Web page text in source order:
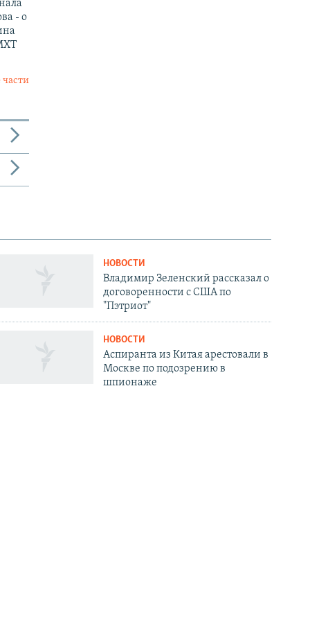
- о
части
НОВОСТИ
Владимир Зеленский рассказал о
договоренности с США по
"Пэтриот"
НОВОСТИ
Аспиранта из Китая арестовали в
Москве по подозрению в
шпионаже